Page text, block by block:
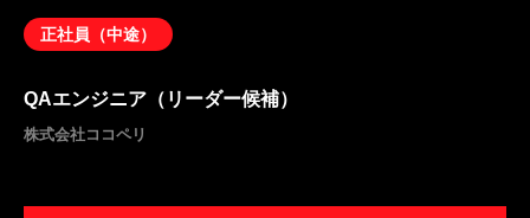
正社員（中途）
QAエンジニア（リーダー候補）
株式会社ココペリ